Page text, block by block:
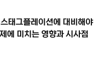
태그플레이션에 대비해야
미치는 영향과 시사점